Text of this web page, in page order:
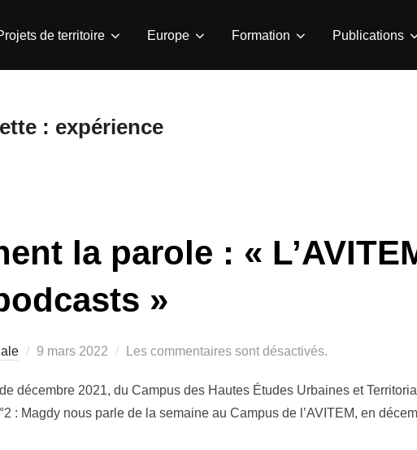
de territoire Europe Formation Publications
: expérience
la parole : «
»
Publié
9 mars 2022 Les commentaires sont désactivés.
décembre 2021, du Campus des Hautes Études Urbaines et
Magdy nous parle de la semaine au Campus de l’AVITEM, en